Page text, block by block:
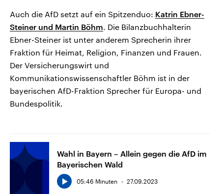
Auch die AfD setzt auf ein Spitzenduo: Katrin Ebner-
Steiner und Martin Böhm. Die Bilanzbuchhalterin
Ebner-Steiner ist unter anderem Sprecherin ihrer
Fraktion für Heimat, Religion, Finanzen und Frauen.
Der Versicherungswirt und
Kommunikationswissenschaftler Böhm ist in der
bayerischen AfD-Fraktion Sprecher für Europa- und
Bundespolitik.
Wahl in Bayern – Allein gegen die AfD im
Bayerischen Wald
05:46 Minuten 27.09.2023